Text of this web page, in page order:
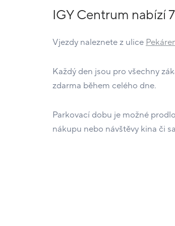
IGY Centrum nabízí
Vjezdy naleznete z ulice
Každý den jsou pro všechny
zdarma během celého dne.
Parkovací dobu je možné
nákupu nebo návštěvy kina či